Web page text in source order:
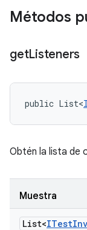
Métodos
getListeners
public List<
Obtén la lista de
Muestra
List<ITest